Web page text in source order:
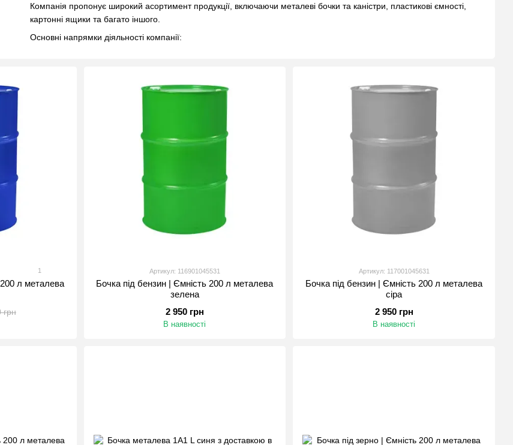
Компанія пропонує широкий асортимент продукції, включаючи металеві бочки та каністри, пластикові ємності,
картонні ящики та багато іншого.
Основні напрямки діяльності компанії:
Постачання пакувальних матеріалів, таких як стрейч-плівка, скотч, гофрокартон та інші.
Постачання обладнання та комплектуючих для пакувальних ліній, включаючи насоси, фільтри, запірну
арматуру та багато іншого.
Надання послуг із проектування та розробки індивідуальних пакувальних рішень під конкретні потреби
Компанія "Тарне Рішення" має великий досвід роботи на ринку пакувальних матеріалів та пропонує своїм
клієнтам якісні продукти та послуги, а також гнучкі умови співпраці.
1
л металева
грн
Артикул: 116901045531
Бочка під бензин | Ємність 200 л металева
зелена
2 950 грн
В наявності
Артикул: 117001045631
Бочка під бензин | Ємність 200 л металева
сіра
2 950 грн
В наявності